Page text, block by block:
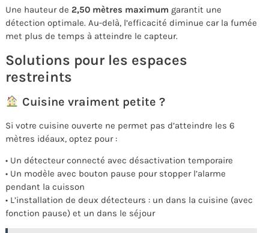
Une hauteur de 2,50 mètres maximum garantit une
détection optimale. Au-delà, l’efficacité diminue car la fumée
met plus de temps à atteindre le capteur.
Solutions pour les espaces
restreints
Cuisine vraiment petite ?
Si votre cuisine ouverte ne permet pas d’atteindre les 6
mètres idéaux, optez pour :
• Un détecteur connecté avec désactivation temporaire
• Un modèle avec bouton pause pour stopper l’alarme
pendant la cuisson
• L’installation de deux détecteurs : un dans la cuisine (avec
fonction pause) et un dans le séjour